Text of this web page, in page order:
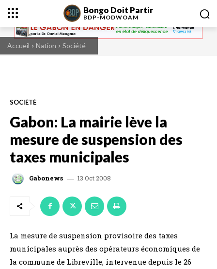
Bongo Doit Partir
BDP-MODWOAM
Accueil Nation Société
SOCIÉTÉ
Gabon: La mairie lève la
mesure de suspension des
taxes municipales
Gabonews 13 Oct 2008
La mesure de suspension provisoire des taxes
municipales auprès des opérateurs économiques de
la commune de Libreville, intervenue depuis le 26